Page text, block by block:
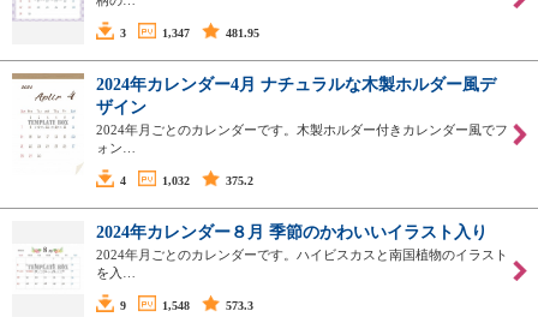
3 1,347 481.95
2024年カレンダー4月 ナチュラルな木製ホルダー風デ
ザイン
2024年月ごとのカレンダーです。木製ホルダー付きカレンダー風でフ
ォン…
4 1,032 375.2
2024年カレンダー８月 季節のかわいいイラスト入り
2024年月ごとのカレンダーです。ハイビスカスと南国植物のイラスト
を入…
9 1,548 573.3